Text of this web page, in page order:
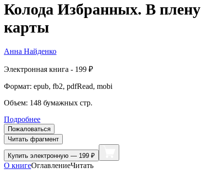
Колода Избранных. В плену
карты
Анна Найденко
Электронная книга - 199 ₽
Формат: epub, fb2, pdfRead, mobi
Объем: 148 бумажных стр.
Подробнее
Пожаловаться
Читать фрагмент
Купить электронную — 199 ₽
О книгеОглавлениеЧитать